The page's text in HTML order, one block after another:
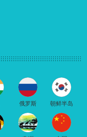
俄罗斯 朝鲜半岛